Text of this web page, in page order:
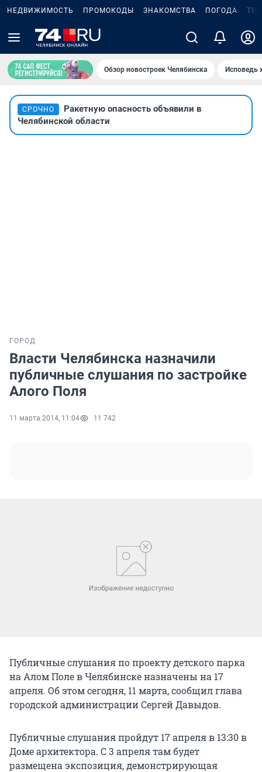
НЕДВИЖИМОСТЬ ПРОМОКОДЫ ЗНАКОМСТВА ПОГОДА
Обзор новостроек Челябинска Исповедь
СРОЧНО
Ракетную опасность объявили в
Челябинской области
ГОРОД
Власти Челябинска назначили
публичные слушания по застройке
Алого Поля
11 марта 2014, 11:04 11 742
Публичные слушания по проекту детского парка
на Алом Поле в Челябинске назначены на 17
апреля. Об этом сегодня, 11 марта, сообщил глава
городской администрации Сергей Давыдов.
Публичные слушания пройдут 17 апреля в 13:30 в
Доме архитектора. С 3 апреля там будет
размещена экспозиция, демонстрирующая